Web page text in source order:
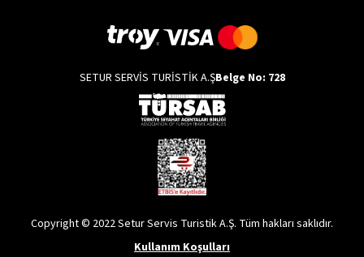
SETUR SERVİS TURİSTİK A.ŞBelge No: 728
Copyright © 2022 Setur Servis Turistik A.Ş. Tüm hakları saklıdır.
Kullanım Koşulları